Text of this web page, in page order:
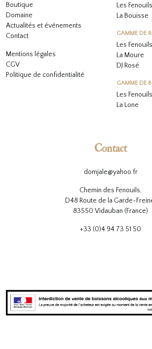
Boutique
Domaine
Actualités et événements
Contact
Mentions légales
CGV
Politique de confidentialité
Les
La Bouïsse
GAMME DE
Les Fenouils
La Moure
DJ Rosé
GAMME DE
Les Fenouils
La Lone
Contact
domjale@yahoo.fr
Chemin des Fenouils,
D48 Route de la Garde-
83550 Vidauban (France)
+33 (0)4 94 73 51 50